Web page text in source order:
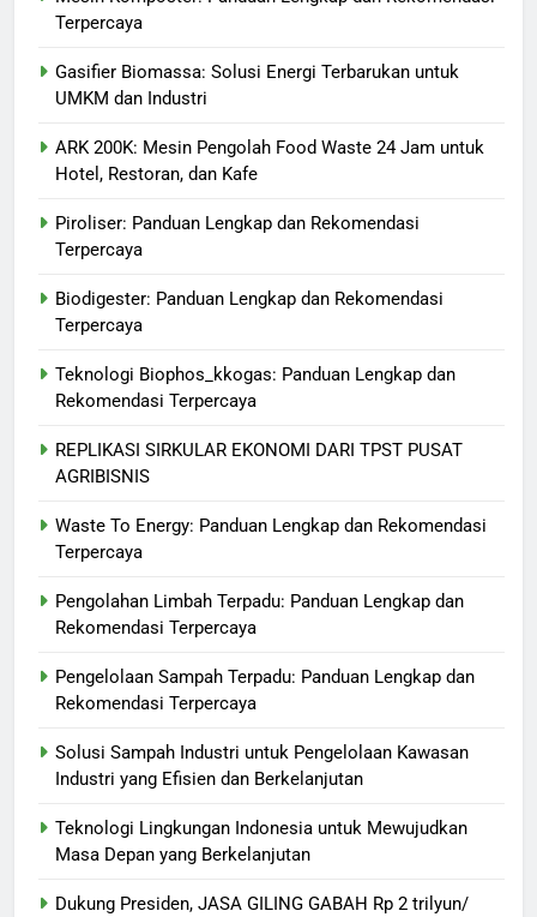
Terpercaya
Gasifier Biomassa: Solusi Energi Terbarukan untuk
UMKM dan Industri
ARK 200K: Mesin Pengolah Food Waste 24 Jam untuk
Hotel, Restoran, dan Kafe
Piroliser: Panduan Lengkap dan Rekomendasi
Terpercaya
Biodigester: Panduan Lengkap dan Rekomendasi
Terpercaya
Teknologi Biophos_kkogas: Panduan Lengkap dan
Rekomendasi Terpercaya
REPLIKASI SIRKULAR EKONOMI DARI TPST PUSAT
AGRIBISNIS
Waste To Energy: Panduan Lengkap dan Rekomendasi
Terpercaya
Pengolahan Limbah Terpadu: Panduan Lengkap dan
Rekomendasi Terpercaya
Pengelolaan Sampah Terpadu: Panduan Lengkap dan
Rekomendasi Terpercaya
Solusi Sampah Industri untuk Pengelolaan Kawasan
Industri yang Efisien dan Berkelanjutan
Teknologi Lingkungan Indonesia untuk Mewujudkan
Masa Depan yang Berkelanjutan
Dukung Presiden, JASA GILING GABAH Rp 2 trilyun/